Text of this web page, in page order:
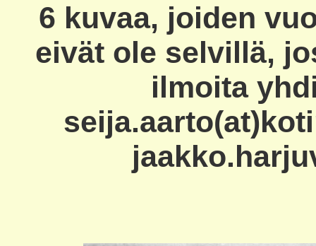
6 kuvaa, joiden
eivät ole selvillä,
ilmoita